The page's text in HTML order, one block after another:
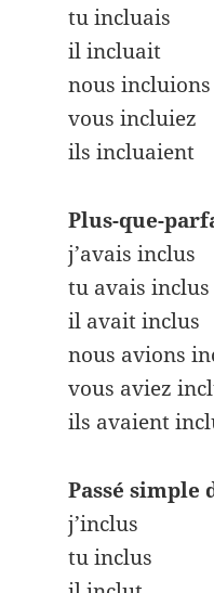
tu incluais
il incluait
nous incluions
vous incluiez
ils incluaient
Plus-que-
j’avais inclus
tu avais inclus
il avait inclus
nous avions
vous aviez
ils avaient
Passé
j’inclus
tu inclus